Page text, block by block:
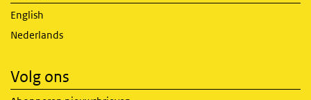
English
Nederlands
Volg ons